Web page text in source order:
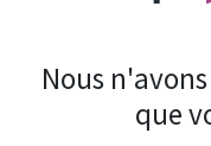
Erreur 404
Nous
que